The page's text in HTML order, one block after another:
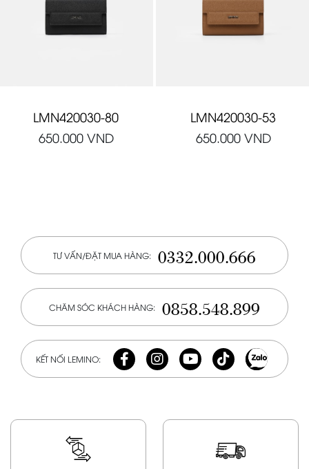
LMN420030-80
650.000VND
LMN420030-53
650.000VND
TƯ VẤN/ĐẶT MUA HÀNG: 0332.000.666
CHĂM SÓC KHÁCH HÀNG: 0858.548.899
KẾT NỐI LEMINO: